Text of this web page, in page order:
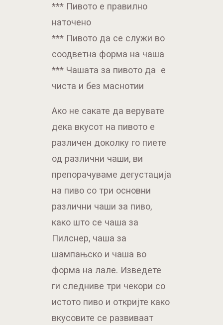
*** Пивото е правилно
наточено
*** Пивото да се служи во
соодветна форма на чаша
*** Чашата за пивото да е
чиста и без маснотии
Ако не сакате да верувате
дека вкусот на пивото е
различен доколку го пиете
од различни чаши, ви
препорачуваме дегустација
на пиво со три основни
различни чаши за пиво,
како што се чаша за
Пилснер, чаша за
шампањско и чаша во
форма на лале. Изведете
ги следниве три чекори со
истото пиво и откријте како
вкусовите се развиваат